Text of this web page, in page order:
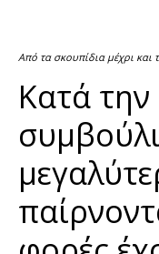
Από τα σκουπίδια μέχρι και
Κατά